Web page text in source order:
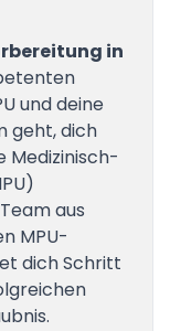
in
und deine
geht, dich
Medizinisch-
aus
MPU-
dich Schritt